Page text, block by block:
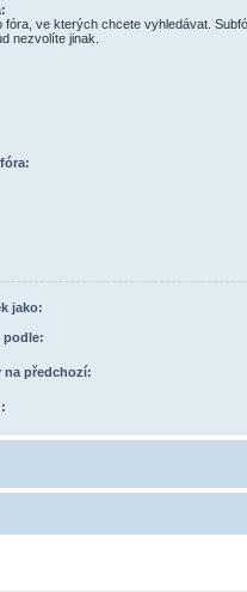
fóra, ve kterých chcete vyhledávat.
nezvolíte jinak.
jako:
podle:
na předchozí: